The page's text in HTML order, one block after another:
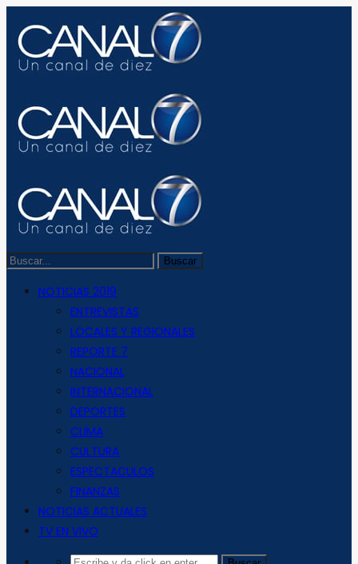
NOTICIAS 2019
ENTREVISTAS
LOCALES Y REGIONALES
REPORTE 7
NACIONAL
INTERNACIONAL
DEPORTES
CLIMA
CULTURA
ESPECTACULOS
FINANZAS
NOTICIAS ACTUALES
TV EN VIVO